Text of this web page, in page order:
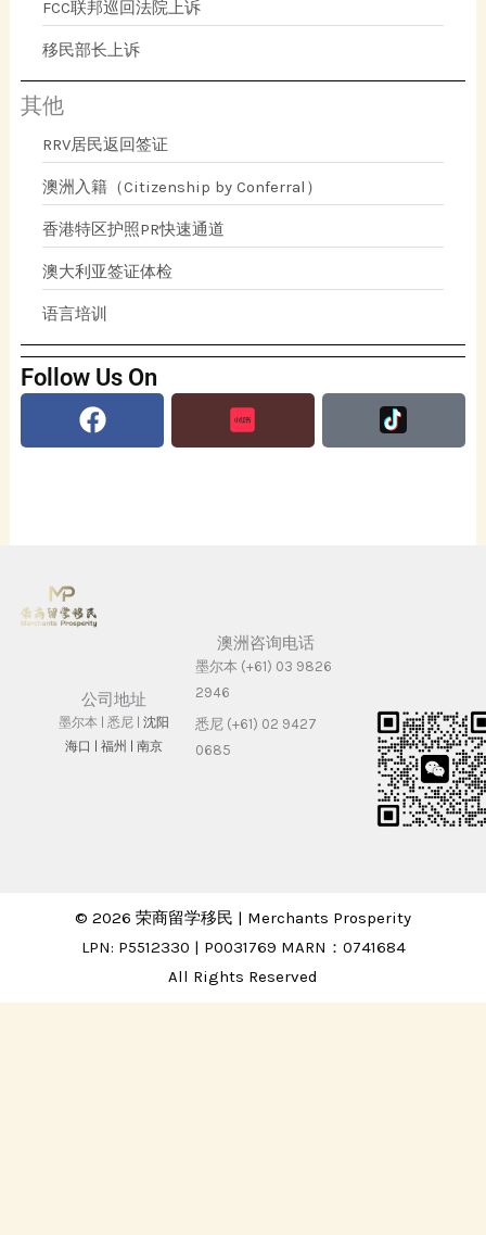
FCC联邦巡回法院上诉
移民部长上诉
其他
RRV居民返回签证
澳洲入籍（Citizenship by Conferral）
香港特区护照PR快速通道
澳大利亚签证体检
语言培训
Follow Us On
Facebook
公司地址
墨尔本 | 悉尼 | 沈阳
海⼝ | 福州 | 南京
澳洲咨询电话
墨尔本 (+61) 03 9826
2946
悉尼 (+61) 02 9427
0685
© 2026 荣商留学移民 | Merchants Prosperity
LPN: P5512330 | P0031769 MARN：0741684
All Rights Reserved